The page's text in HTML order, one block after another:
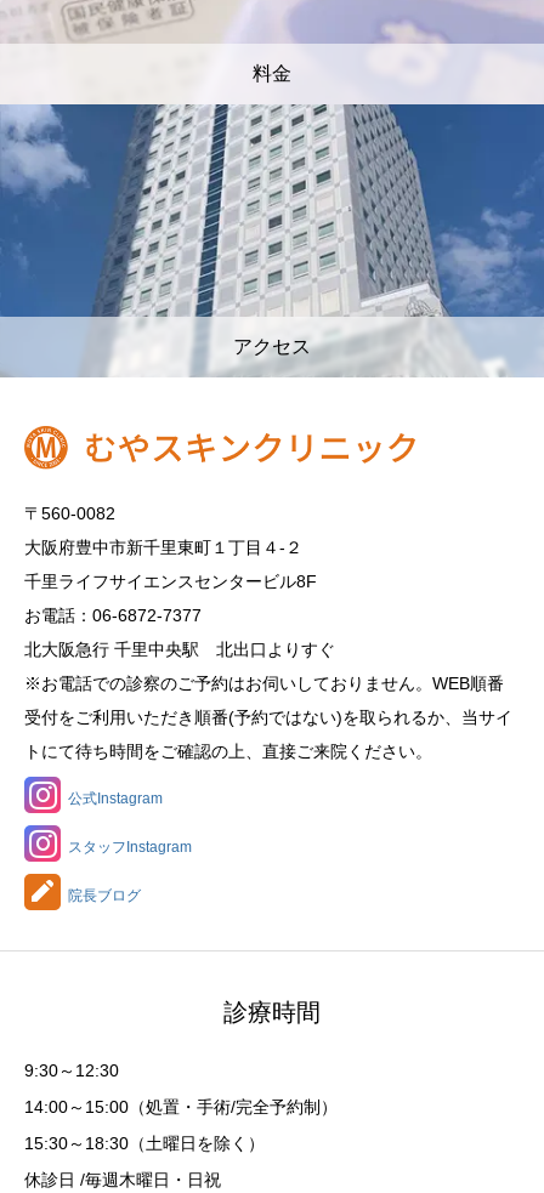
料金
アクセス
〒560-0082
大阪府豊中市新千里東町１丁目４‐２
千里ライフサイエンスセンタービル8F
お電話：06-6872-7377
北大阪急行 千里中央駅 北出口よりすぐ
※お電話での診察のご予約はお伺いしておりません。WEB順番
受付をご利用いただき順番(予約ではない)を取られるか、当サイ
トにて待ち時間をご確認の上、直接ご来院ください。
公式Instagram
スタッフInstagram
院長ブログ
診療時間
9:30～12:30
14:00～15:00（処置・手術/完全予約制）
15:30～18:30（土曜日を除く）
休診日 /毎週木曜日・日祝